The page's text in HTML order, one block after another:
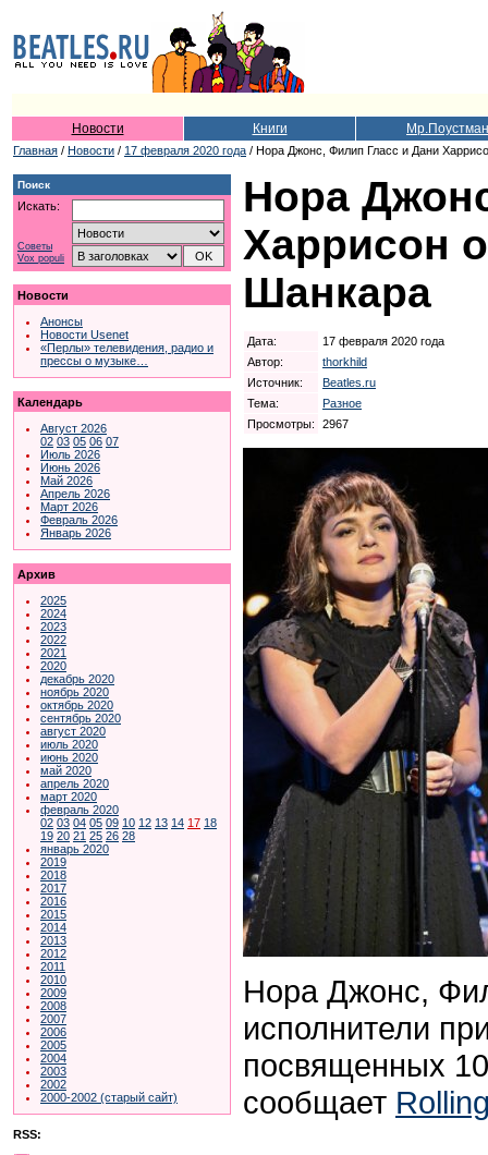
Новости Книги Мр.Поустман
Главная / Новости / 17 февраля 2020 года / Нора Джонс, Филип Гласс и Дани
Поиск
Искать:
Советы
Vox populi
Новости
Анонсы
Новости Usenet
«Перлы» телевидения, радио и
прессы о музыке…
Календарь
Август 2026
02 03 05 06 07
Июль 2026
Июнь 2026
Май 2026
Апрель 2026
Март 2026
Февраль 2026
Январь 2026
Архив
2025
2024
2023
2022
2021
2020
декабрь 2020
ноябрь 2020
октябрь 2020
сентябрь 2020
август 2020
июль 2020
июнь 2020
май 2020
апрель 2020
март 2020
февраль 2020
02 03 04 05 09 10 12 13 14 17 18
19 20 21 25 26 28
январь 2020
2019
2018
2017
2016
2015
2014
2013
2012
2011
2010
2009
2008
2007
2006
2005
2004
2003
2002
2000-2002 (старый сайт)
RSS:
Нора
Харрисон
Шанкара
Дата:
17 февраля 2020 года
Автор:
thorkhild
Источник:
Beatles.ru
Тема:
Разное
Просмотры:
2967
Нора Джонс,
исполнители
посвященных
сообщает